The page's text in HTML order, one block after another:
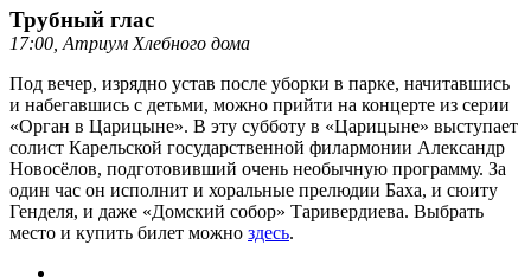
Трубный глас
17:00, Атриум Хлебного дома
Под вечер, изрядно устав после уборки в парке, начитавшись
и набегавшись с детьми, можно прийти на концерте из серии
«Орган в Царицыне». В эту субботу в «Царицыне» выступает
солист Карельской государственной филармонии Александр
Новосёлов, подготовивший очень необычную программу. За
один час он исполнит и хоральные прелюдии Баха, и сюиту
Генделя, и даже «Домский собор» Таривердиева. Выбрать
место и купить билет можно здесь.